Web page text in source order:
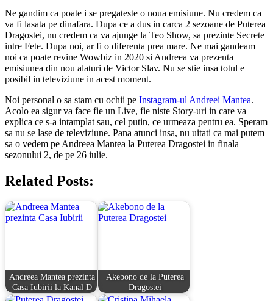
Ne gandim ca poate i se pregateste o noua emisiune. Nu credem ca
va fi lasata pe dinafara. Dupa ce a dus in carca 2 sezoane de Puterea
Dragostei, nu credem ca va ajunge la Teo Show, sa prezinte Secrete
intre Fete. Dupa noi, ar fi o diferenta prea mare. Ne mai gandeam
noi ca poate revine Wowbiz in 2020 si Andreea va prezenta
emisiunea din nou alaturi de Victor Slav. Nu se stie insa totul e
posibil in televiziune in acest moment.
Noi personal o sa stam cu ochii pe Instagram-ul Andreei Mantea.
Acolo ea sigur va face fie un Live, fie niste Story-uri in care va
explica ce s-a intamplat sau, cel putin, ce urmeaza pentru ea. Speram
sa nu se lase de televiziune. Pana atunci insa, nu uitati ca mai putem
sa o vedem pe Andreea Mantea la Puterea Dragostei in finala
sezonului 2, de pe 26 iulie.
Related Posts:
Andreea Mantea prezinta
Casa Iubirii la Kanal D
Akebono de la Puterea
Dragostei